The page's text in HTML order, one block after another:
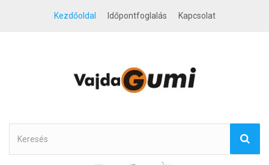
Kezdőoldal Időpontfoglalás Kapcsolat